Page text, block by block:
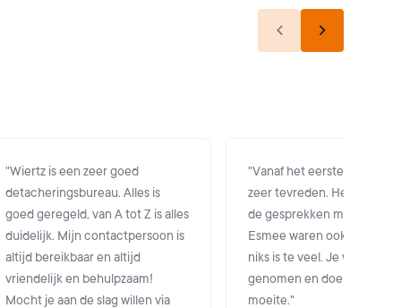
"Wiertz is een zeer goed
detacheringsbureau. Alles is
goed geregeld, van A tot Z is alles
duidelijk. Mijn contactpersoon is
altijd bereikbaar en altijd
vriendelijk en behulpzaam!
Mocht je aan de slag willen via
"Vanaf het eerste moment
zeer tevreden. Het contact
de gesprekken met
Esmee waren ook heel
niks is te veel. Je wordt
genomen en doen zich veel
moeite."